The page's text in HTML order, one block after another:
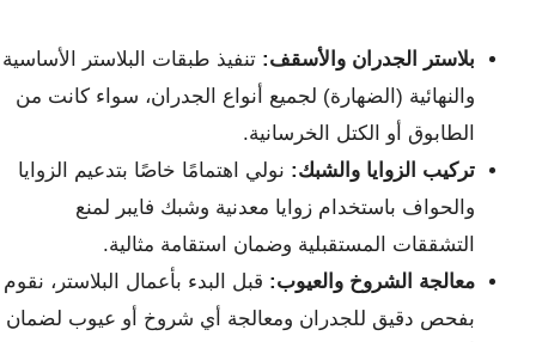
بلاستر الجدران والأسقف: تنفيذ طبقات البلاستر الأساسية
والنهائية (الضهارة) لجميع أنواع الجدران، سواء كانت من
الطابوق أو الكتل الخرسانية.
تركيب الزوايا والشبك: نولي اهتمامًا خاصًا بتدعيم الزوايا
والحواف باستخدام زوايا معدنية وشبك فايبر لمنع
التشققات المستقبلية وضمان استقامة مثالية.
معالجة الشروخ والعيوب: قبل البدء بأعمال البلاستر، نقوم
بفحص دقيق للجدران ومعالجة أي شروخ أو عيوب لضمان